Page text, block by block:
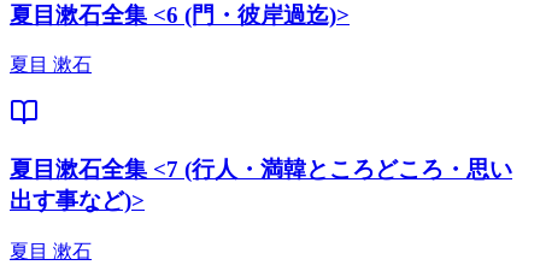
夏目漱石全集 <6 (門・彼岸過迄)>
夏目 漱石
夏目漱石全集 <7 (行人・満韓ところどころ・思い
出す事など)>
夏目 漱石